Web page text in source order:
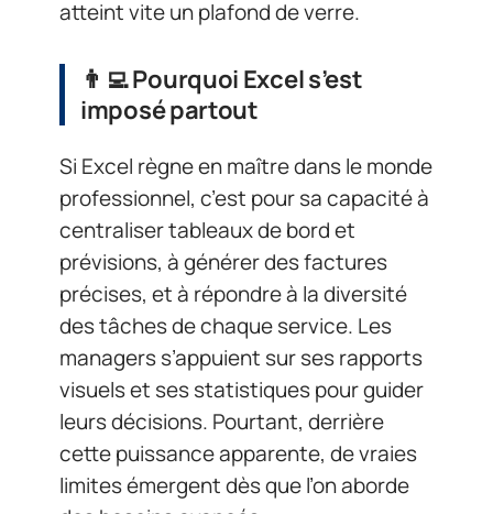
atteint vite un plafond de verre.
👨‍💻Pourquoi Excel s’est
imposé partout
Si Excel règne en maître dans le monde
professionnel, c’est pour sa capacité à
centraliser tableaux de bord et
prévisions, à générer des factures
précises, et à répondre à la diversité
des tâches de chaque service. Les
managers s’appuient sur ses rapports
visuels et ses statistiques pour guider
leurs décisions. Pourtant, derrière
cette puissance apparente, de vraies
limites émergent dès que l’on aborde